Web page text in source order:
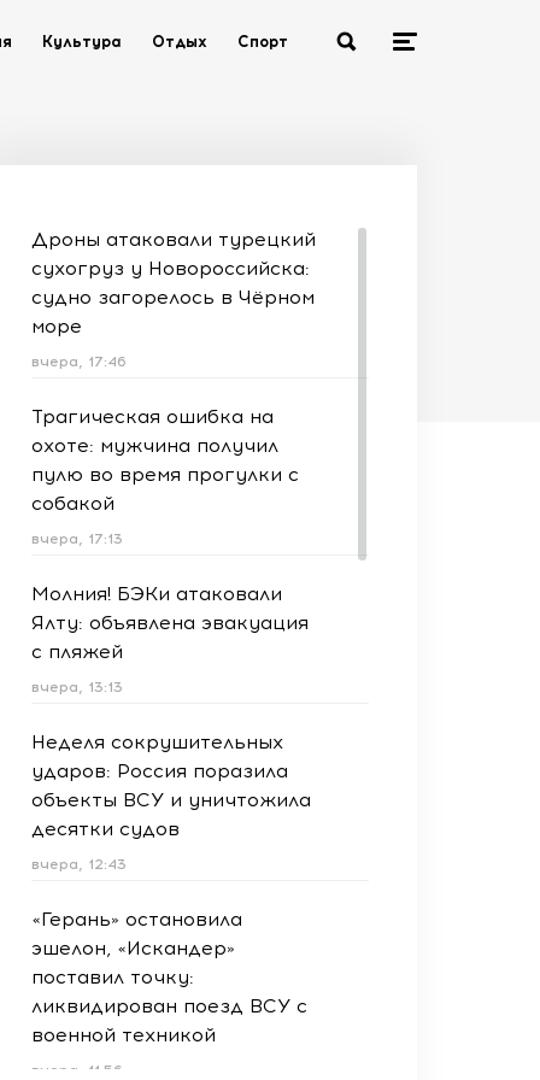
Культура Отдых Спорт
Дроны атаковали турецкий
сухогруз у Новороссийска:
судно загорелось в Чёрном
море
вчера, 17:46
Трагическая ошибка на
охоте: мужчина получил
пулю во время прогулки с
собакой
вчера, 17:13
Молния! БЭКи атаковали
Ялту: объявлена эвакуация
с пляжей
вчера, 13:13
Неделя сокрушительных
ударов: Россия поразила
объекты ВСУ и уничтожила
десятки судов
вчера, 12:43
«Герань» остановила
эшелон, «Искандер»
поставил точку:
ликвидирован поезд ВСУ с
военной техникой
вчера, 11:56